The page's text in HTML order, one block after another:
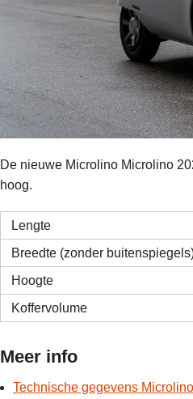
De nieuwe Microlino Microlino
hoog.
Lengte
Breedte (zonder
Hoogte
Koffervolume
Meer info
Technische gegevens